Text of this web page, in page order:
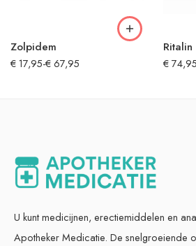
Zolpidem
€17,95-€67,95 €74,95
U kunt medicijnen, erectiemiddelen en
Apotheker Medicatie. De snelgroeiende